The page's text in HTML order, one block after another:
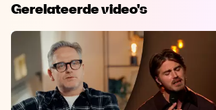
Gerelateerde video's